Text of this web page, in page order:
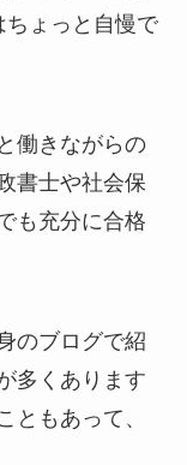
ちょっと自慢で
働きながらの
書士や社会保
も充分に合格
のブログで紹
多くあります
ともあって、